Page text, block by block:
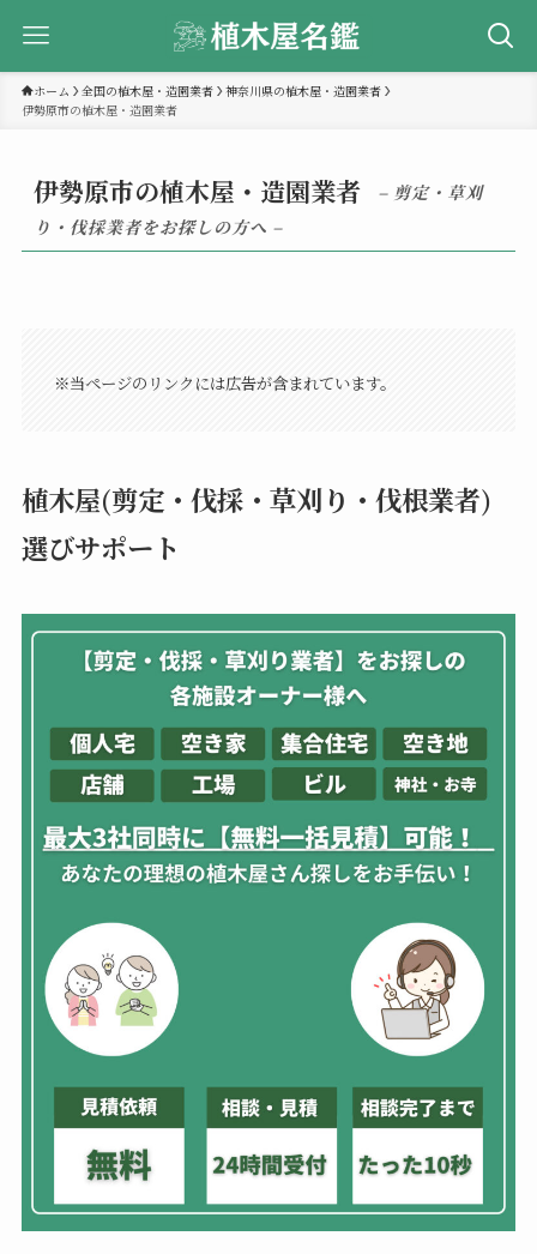
ホーム 全国の植木屋・造園業者
神奈川県の植木屋・造園業者
伊勢原市の植木屋・造園業者
伊勢原市の植木屋・造園業者
– 剪定・草刈
り・伐採業者をお探しの方へ –
※当ページのリンクには広告が含まれています。
植木屋(剪定・伐採・草刈り・伐根業者)
選びサポート